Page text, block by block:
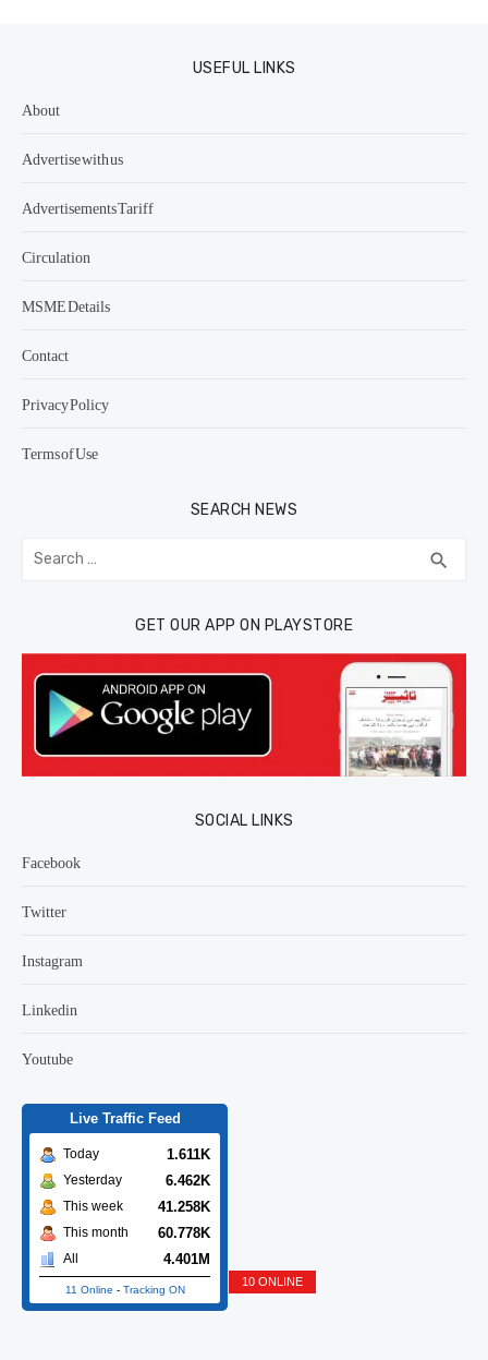
USEFUL LINKS
About
Advertise with us
Advertisements Tariff
Circulation
MSME Details
Contact
Privacy Policy
Terms of Use
SEARCH NEWS
Search
for: search
GET OUR APP ON PLAYSTORE
SOCIAL LINKS
Facebook
Twitter
Instagram
Linkedin
Youtube
Live Traffic Feed
Today 1.611K
Yesterday 6.462K
This week 41.258K
This month 60.778K
All 4.401M
11 Online - Tracking ON
10 ONLINE